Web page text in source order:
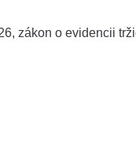
zákon o evidencii